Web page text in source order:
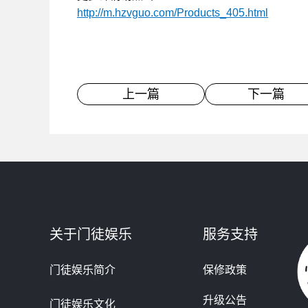
http://m.hzvguo.com/Products_405.html
上一篇 下一篇
关于门徒娱乐
门徒娱乐简介
门徒娱乐文化
服务支持
保修政策
升级公告